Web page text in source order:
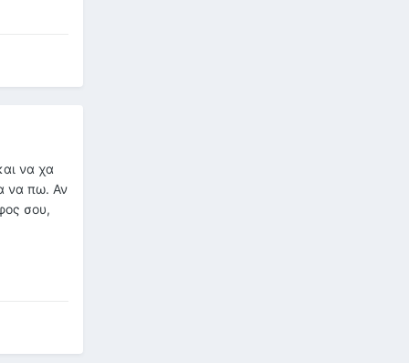
να χα
να πω. Αν
σου,